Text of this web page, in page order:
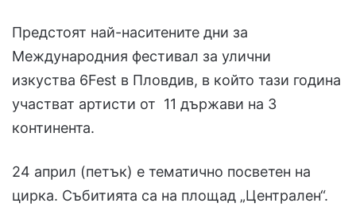
Предстоят най-наситените дни за
Международния фестивал за улични
изкуства 6Fest в Пловдив, в който тази година
участват артисти от 11 държави на 3
континента.
24 април (петък) е тематично посветен на
цирка. Събитията са на площад „Централен“.